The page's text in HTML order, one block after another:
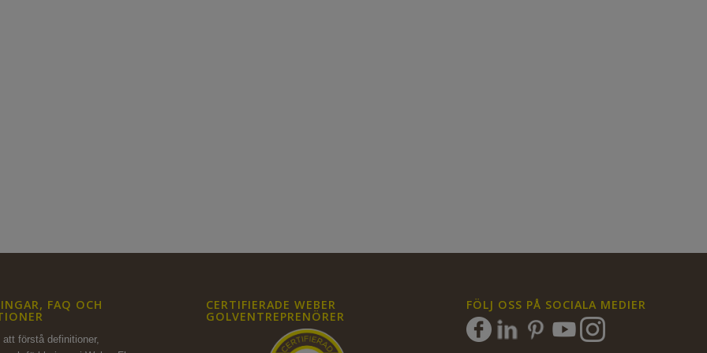
FAQ OCH
att förstå definitioner,
CERTIFIERADE WEBER
GOLVENTREPRENÖRER
FÖLJ OSS PÅ SOCIALA MEDIER